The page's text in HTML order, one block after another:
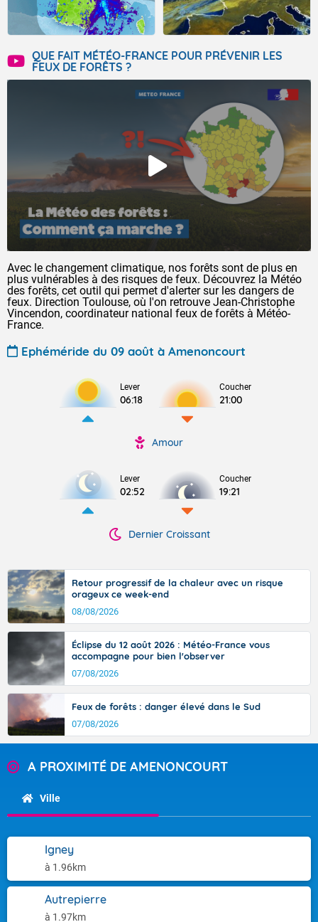
QUE FAIT MÉTÉO-FRANCE POUR PRÉVENIR LES
FEUX DE FORÊTS ?
Avec le changement climatique, nos forêts sont de plus en
plus vulnérables à des risques de feux. Découvrez la Météo
des forêts, cet outil qui permet d'alerter sur les dangers de
feux. Direction Toulouse, où l'on retrouve Jean-Christophe
Vincendon, coordinateur national feux de forêts à Météo-
France.
Ephéméride du 09 août à Amenoncourt
Lever
06:18
Coucher
21:00
Amour
Lever
02:52
Coucher
19:21
Dernier Croissant
Retour progressif de la chaleur avec un risque
orageux ce week-end
08/08/2026
Éclipse du 12 août 2026 : Météo-France vous
accompagne pour bien l'observer
07/08/2026
Feux de forêts : danger élevé dans le Sud
07/08/2026
A PROXIMITÉ DE AMENONCOURT
Ville
Igney
à 1.96km
Autrepierre
à 1.97km